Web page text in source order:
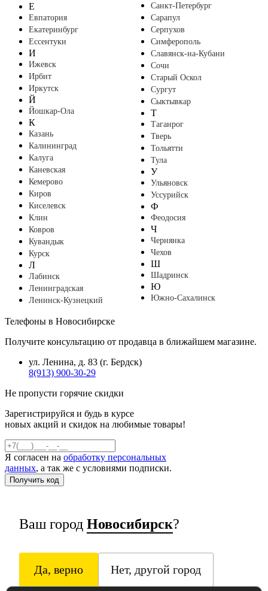
Е
Евпатория
Екатеринбург
Ессентуки
И
Ижевск
Ирбит
Иркутск
Й
Йошкар-Ола
К
Казань
Калининград
Калуга
Каневская
Кемерово
Киров
Киселевск
Клин
Ковров
Кувандык
Курск
Л
Лабинск
Ленинградская
Ленинск-Кузнецкий
Санкт-Петербург
Сарапул
Серпухов
Симферополь
Славянск-на-Кубани
Сочи
Старый Оскол
Сургут
Сыктывкар
Т
Таганрог
Тверь
Тольятти
Тула
У
Ульяновск
Уссурийск
Ф
Феодосия
Ч
Чернянка
Чехов
Ш
Шадринск
Ю
Южно-Сахалинск
Телефоны в Новосибирске
Получите консультацию от продавца в ближайшем магазине.
ул. Ленина, д. 83 (г. Бердск)
8(913) 900-30-29
Не пропусти горячие скидки
Зарегистрируйся и будь в курсе
новых акций и скидок на любимые товары!
Я согласен на обработку персональных
данных, а так же с условиями подписки.
Ваш город Новосибирск?
Да, верно Нет, другой город